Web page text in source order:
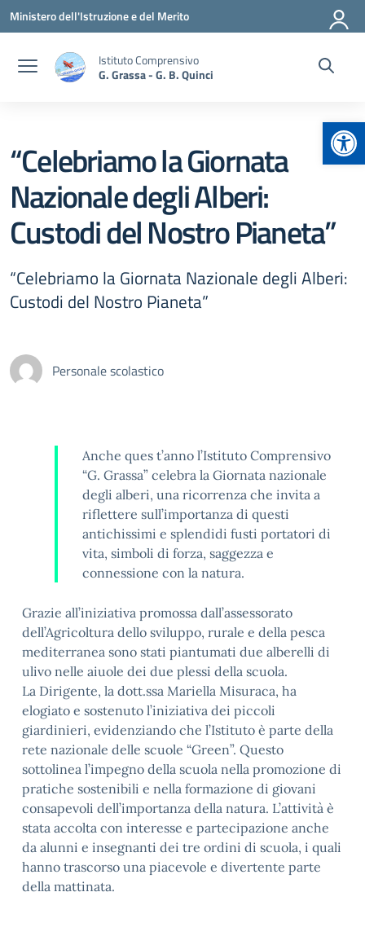
Vai ai contenuti
Vai al menu di navigazione
Vai al footer
Ministero dell'Istruzione e del Merito
Istituto Comprensivo
G. Grassa - G. B. Quinci
“Celebriamo la Giornata
Nazionale degli Alberi:
Custodi del Nostro Pianeta”
“Celebriamo la Giornata Nazionale degli Alberi:
Custodi del Nostro Pianeta”
Personale scolastico
Anche ques t’anno l’Istituto Comprensivo
“G. Grassa” celebra la Giornata nazionale
degli alberi, una ricorrenza che invita a
riflettere sull’importanza di questi
antichissimi e splendidi fusti portatori di
vita, simboli di forza, saggezza e
connessione con la natura.
Grazie all’iniziativa promossa dall’assessorato
dell’Agricoltura dello sviluppo, rurale e della pesca
mediterranea sono stati piantumati due alberelli di
ulivo nelle aiuole dei due plessi della scuola.
La Dirigente, la dott.ssa Mariella Misuraca, ha
elogiato e sostenuto l’iniziativa dei piccoli
giardinieri, evidenziando che l’Istituto è parte della
rete nazionale delle scuole “Green”. Questo
sottolinea l’impegno della scuola nella promozione di
pratiche sostenibili e nella formazione di giovani
consapevoli dell’importanza della natura. L’attività è
stata accolta con interesse e partecipazione anche
da alunni e insegnanti dei tre ordini di scuola, i quali
hanno trascorso una piacevole e divertente parte
della mattinata.